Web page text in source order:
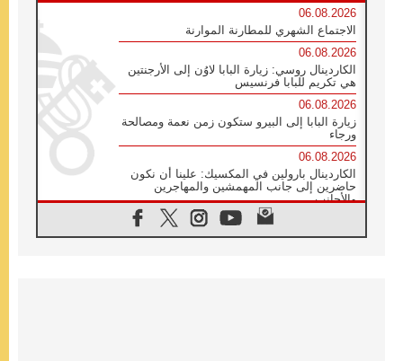
06.08.2026
الاجتماع الشهري للمطارنة الموارنة
06.08.2026
الكاردينال روسي: زيارة البابا لاوُن إلى الأرجنتين
هي تكريم للبابا فرنسيس
06.08.2026
زيارة البابا إلى البيرو ستكون زمن نعمة ومصالحة
ورجاء
06.08.2026
الكاردينال بارولين في المكسيك: علينا أن نكون
حاضرين إلى جانب المهمشين والمهاجرين
والأجانب
البابا لاوُن الرابع عشر للشباب في أسيزي: